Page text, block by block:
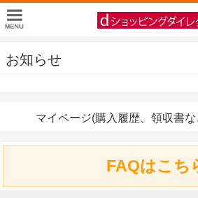
お知らせ
マイページ(購入履歴、領収書な
FAQはこち